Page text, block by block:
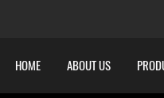
HOME ABOUT US